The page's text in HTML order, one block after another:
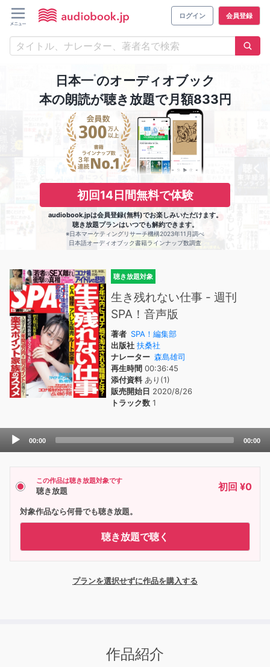
ログイン 会員登録
日本一※のオーディオブック
本の朗読が聴き放題で月額833円
初回14日間無料で体験
audiobook.jpは会員登録(無料)でお楽しみいただけます。
聴き放題プランはいつでも解約できます。
※日本マーケティングリサーチ機構2023年11月調べ
日本語オーディオブック書籍ラインナップ数調査
聴き放題対象
生き残れない仕事 - 週刊
SPA！音声版
著者 SPA！編集部
出版社 扶桑社
ナレーター 森島雄司
再生時間 00:36:45
添付資料あり(1)
販売開始日 2020/8/26
トラック数 1
Audio
00:00 00:00
この作品は聴き放題対象です
聴き放題 初回 ¥0
対象作品なら何冊でも聴き放題。
聴き放題で聴く
プランを選択せずに作品を購入する
作品紹介